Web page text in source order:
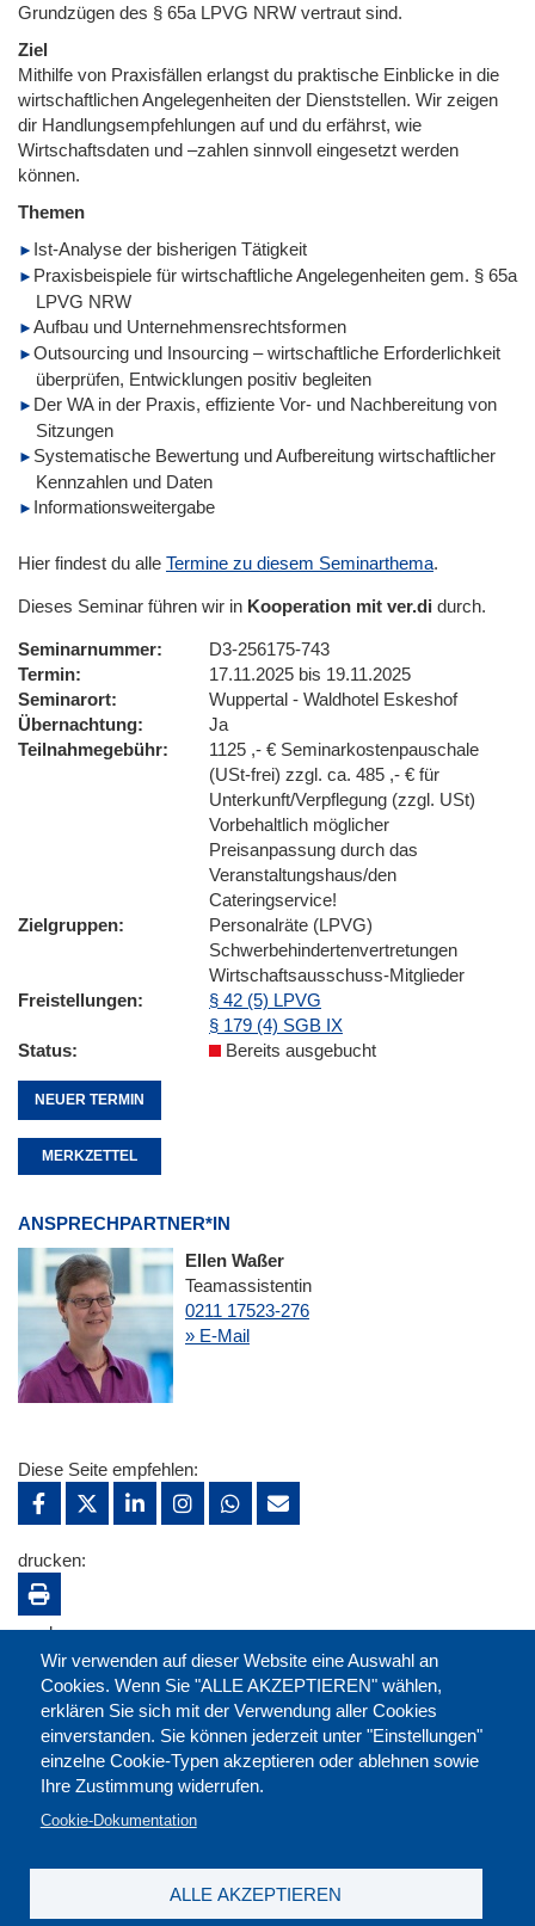
Grundzügen des § 65a LPVG NRW vertraut sind.
Ziel
Mithilfe von Praxisfällen erlangst du praktische Einblicke in die
wirtschaftlichen Angelegenheiten der Dienststellen. Wir zeigen
dir Handlungsempfehlungen auf und du erfährst, wie
Wirtschaftsdaten und –zahlen sinnvoll eingesetzt werden
können.
Themen
Ist-Analyse der bisherigen Tätigkeit
Praxisbeispiele für wirtschaftliche Angelegenheiten gem. § 65a
LPVG NRW
Aufbau und Unternehmensrechtsformen
Outsourcing und Insourcing – wirtschaftliche Erforderlichkeit
überprüfen, Entwicklungen positiv begleiten
Der WA in der Praxis, effiziente Vor- und Nachbereitung von
Sitzungen
Systematische Bewertung und Aufbereitung wirtschaftlicher
Kennzahlen und Daten
Informationsweitergabe
Hier findest du alle Termine zu diesem Seminarthema.
Dieses Seminar führen wir in Kooperation mit ver.di durch.
Seminarnummer
D3-256175-743
Termin
17.11.2025 bis 19.11.2025
Seminarort
Wuppertal - Waldhotel Eskeshof
Übernachtung
Ja
Teilnahmegebühr
1125 ,- € Seminarkostenpauschale
(USt-frei) zzgl. ca. 485 ,- € für
Unterkunft/Verpflegung (zzgl. USt)
Vorbehaltlich möglicher
Preisanpassung durch das
Veranstaltungshaus/den
Cateringservice!
Zielgruppen
Personalräte (LPVG)
Schwerbehindertenvertretungen
Wirtschaftsausschuss-Mitglieder
Freistellungen
§ 42 (5) LPVG
§ 179 (4) SGB IX
Status
Bereits ausgebucht
NEUER TERMIN
MERKZETTEL
ANSPRECHPARTNER*IN
Ellen Waßer
Teamassistentin
0211 17523-276
» E-Mail
Wir verwenden auf dieser Website eine Auswahl an
Cookies. Wenn Sie "ALLE AKZEPTIEREN" wählen,
erklären Sie sich mit der Verwendung aller Cookies
einverstanden. Sie können jederzeit unter "Einstellungen"
einzelne Cookie-Typen akzeptieren oder ablehnen sowie
Ihre Zustimmung widerrufen.
Cookie-Dokumentation
ALLE AKZEPTIEREN
Diese Seite empfehlen:
drucken:
merken: